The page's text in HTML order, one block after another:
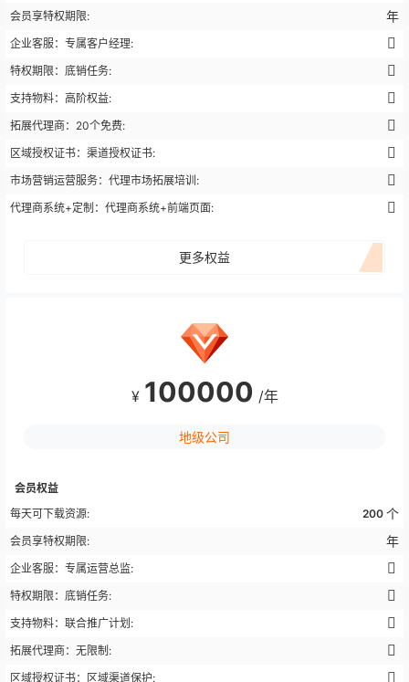
会员享特权期限: 年
企业客服：专属客户经理:
特权期限：底销任务:
支持物料：高阶权益:
拓展代理商：20个免费:
区域授权证书：渠道授权证书:
市场营销运营服务：代理市场拓展培训:
代理商系统+定制：代理商系统+前端页面:
更多权益
¥ 100000 /年
地级公司
会员权益
每天可下载资源:
200 个
会员享特权期限: 年
企业客服：专属运营总监:
特权期限：底销任务:
支持物料：联合推广计划:
拓展代理商：无限制:
区域授权证书：区域渠道保护: